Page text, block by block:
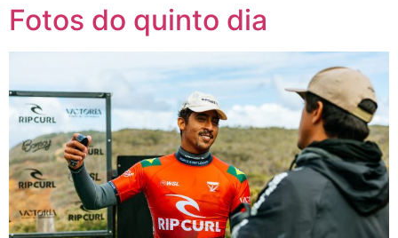
Fotos do quinto dia